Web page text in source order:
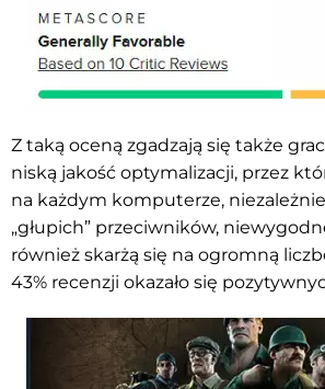
Z taką oceną zgadzają się także
niską jakość optymalizacji, przez
na każdym komputerze,
„głupich” przeciwników,
również skarżą się na ogromną
43% recenzji okazało się